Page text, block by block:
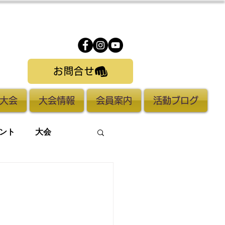
お問合せ
会 大会情報 会員案内 活動ブログ
ト 大会